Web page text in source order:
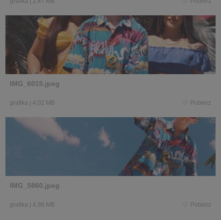
IMG_6015.jpeg
grafika 4,02 MB Pobierz
IMG_5860.jpeg
grafika 4,98 MB Pobierz